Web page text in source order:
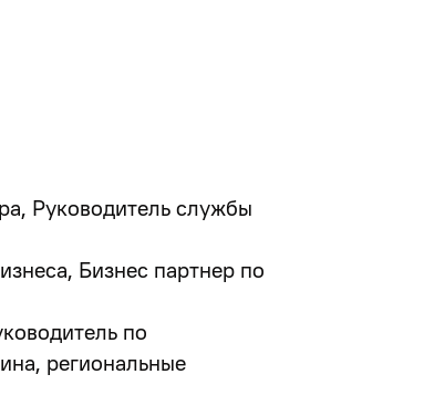
Руководитель службы
Бизнес партнер по
по
региональные